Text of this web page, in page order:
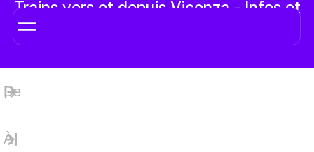
Trains vers et depuis Vicenza - Infos et